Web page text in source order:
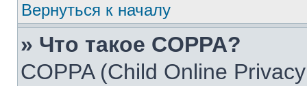
Вернуться к началу
» Что такое COPPA?
COPPA (Child Online